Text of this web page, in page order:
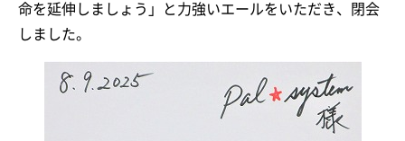
命を延伸しましょう」と力強いエールをいただき、閉会
しました。